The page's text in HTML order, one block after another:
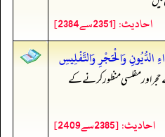
احادیث: [2351سے2384]
الدُّيُونِ وَالْحَجْرِ وَالتَّفْلِيسِ
اور مفلسی منظور کرنے کے
احادیث: [2385سے2409]